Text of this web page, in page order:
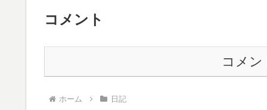
コメント
コメン
ホーム 日記